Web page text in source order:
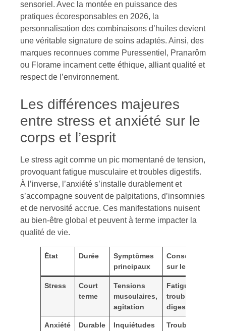
sensoriel. Avec la montée en puissance des
pratiques écoresponsables en 2026, la
personnalisation des combinaisons d’huiles devient
une véritable signature de soins adaptés. Ainsi, des
marques reconnues comme Puressentiel, Pranarôm
ou Florame incarnent cette éthique, alliant qualité et
respect de l’environnement.
Les différences majeures
entre stress et anxiété sur le
corps et l’esprit
Le stress agit comme un pic momentané de tension,
provoquant fatigue musculaire et troubles digestifs.
À l’inverse, l’anxiété s’installe durablement et
s’accompagne souvent de palpitations, d’insomnies
et de nervosité accrue. Ces manifestations nuisent
au bien-être global et peuvent à terme impacter la
qualité de vie.
État Durée
Symptômes
principaux
Conséquences
sur le corps
Stress
Court
terme
Tensions
musculaires,
agitation
Fatigue,
troubles
digestifs
Anxiété Durable
Inquiétudes
Troubles du